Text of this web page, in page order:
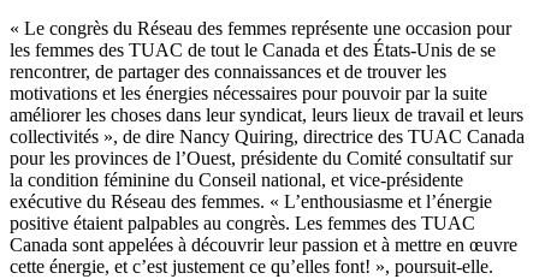
« Le congrès du Réseau des femmes représente une occasion pour
les femmes des TUAC de tout le Canada et des États-Unis de se
rencontrer, de partager des connaissances et de trouver les
motivations et les énergies nécessaires pour pouvoir par la suite
améliorer les choses dans leur syndicat, leurs lieux de travail et leurs
collectivités », de dire Nancy Quiring, directrice des TUAC Canada
pour les provinces de l’Ouest, présidente du Comité consultatif sur
la condition féminine du Conseil national, et vice-présidente
exécutive du Réseau des femmes. « L’enthousiasme et l’énergie
positive étaient palpables au congrès. Les femmes des TUAC
Canada sont appelées à découvrir leur passion et à mettre en œuvre
cette énergie, et c’est justement ce qu’elles font! », poursuit-elle.